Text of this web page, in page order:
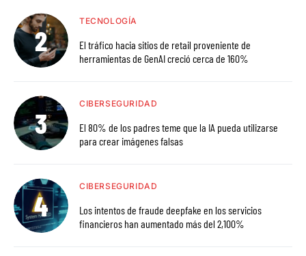
TECNOLOGÍA
El tráfico hacia sitios de retail proveniente de
herramientas de GenAI creció cerca de 160%
CIBERSEGURIDAD
El 80% de los padres teme que la IA pueda utilizarse
para crear imágenes falsas
CIBERSEGURIDAD
Los intentos de fraude deepfake en los servicios
financieros han aumentado más del 2,100%